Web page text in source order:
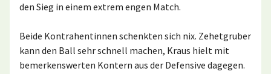
den Sieg in einem extrem engen Match.
Beide Kontrahentinnen schenkten sich nix. Zehetgruber
kann den Ball sehr schnell machen, Kraus hielt mit
bemerkenswerten Kontern aus der Defensive dagegen.